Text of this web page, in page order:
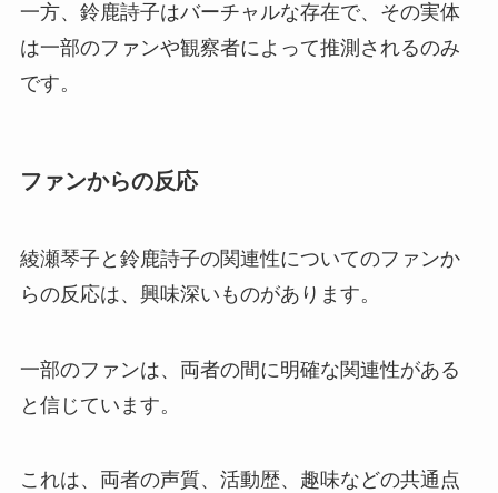
一方、鈴鹿詩子はバーチャルな存在で、その実体
は一部のファンや観察者によって推測されるのみ
です。
ファンからの反応
綾瀬琴子と鈴鹿詩子の関連性についてのファンか
らの反応は、興味深いものがあります。
一部のファンは、両者の間に明確な関連性がある
と信じています。
これは、両者の声質、活動歴、趣味などの共通点